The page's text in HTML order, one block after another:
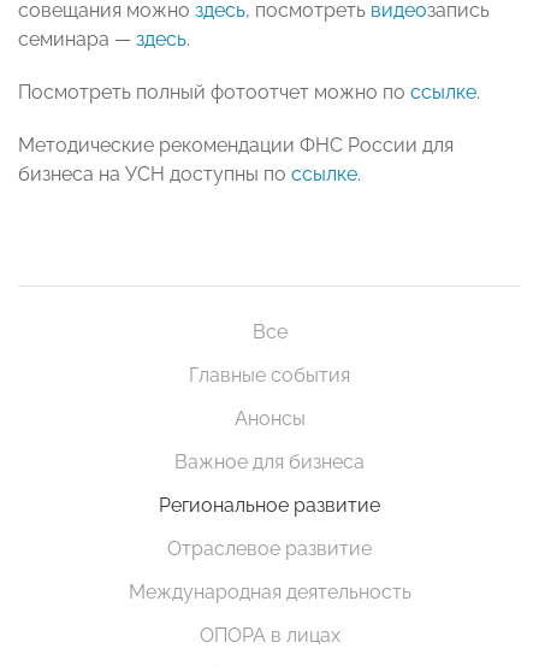
совещания можно здесь, посмотреть видеозапись
семинара — здесь.
Посмотреть полный фотоотчет можно по ссылке.
Методические рекомендации ФНС России для
бизнеса на УСН доступны по ссылке.
Все
Главные события
Анонсы
Важное для бизнеса
Региональное развитие
Отраслевое развитие
Международная деятельность
ОПОРА в лицах